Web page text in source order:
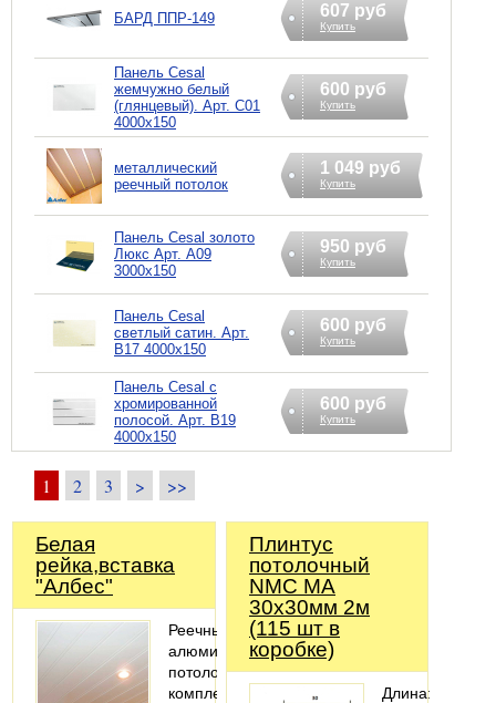
БАРД ППР-149 607 руб
Купить
Панель Cesal
жемчужно белый
(глянцевый). Арт. С01
4000х150
600 руб
Купить
металлический
реечный потолок
1 049 руб
Купить
Панель Cesal золото
Люкс Арт. А09
3000х150
950 руб
Купить
Панель Cesal
светлый сатин. Арт.
В17 4000х150
600 руб
Купить
Панель Cesal с
хромированной
полосой. Арт. В19
4000х150
600 руб
Купить
1 2 3 > >>
Белая
рейка,вставка
"Албес"
Реечный
алюминиевый
потолок
комплект
Плинтус
потолочный
NMC МА
30х30мм 2м
(115 шт в
коробке)
Длина: